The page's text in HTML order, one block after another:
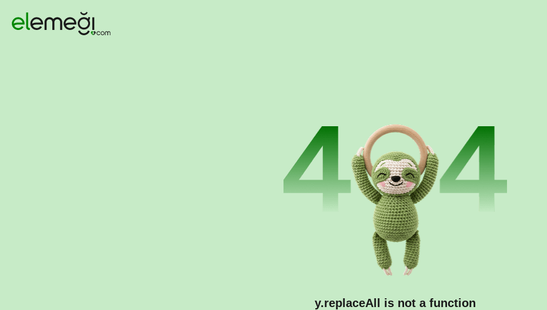
y.replaceAll is not a function